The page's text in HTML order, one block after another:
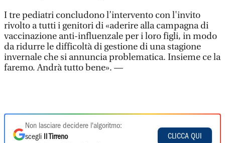
I tre pediatri concludono l’intervento con l'invito
rivolto a tutti i genitori di «aderire alla campagna di
vaccinazione anti-influenzale per i loro figli, in modo
da ridurre le difficoltà di gestione di una stagione
invernale che si annuncia problematica. Insieme ce la
faremo. Andrà tutto bene». —
Non lasciare decidere l'algoritmo:
scegli
Il Tirreno
CLICCA QUI